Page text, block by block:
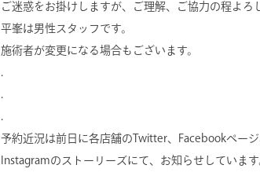
ご迷惑をお掛けしますが、ご理解、ご協力の程よろ
平峯は男性スタッフです。
施術者が変更になる場合もございます。
.
.
.
予約近況は前日に各店舗のTwitter、Facebookページ
Instagramのストーリーズにて、お知らせしています